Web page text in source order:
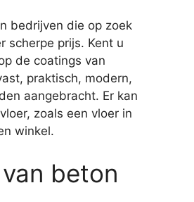
bedrijven die op zoek
scherpe prijs. Kent u
de coatings van
praktisch, modern,
aangebracht. Er kan
zoals een vloer in
winkel.
beton